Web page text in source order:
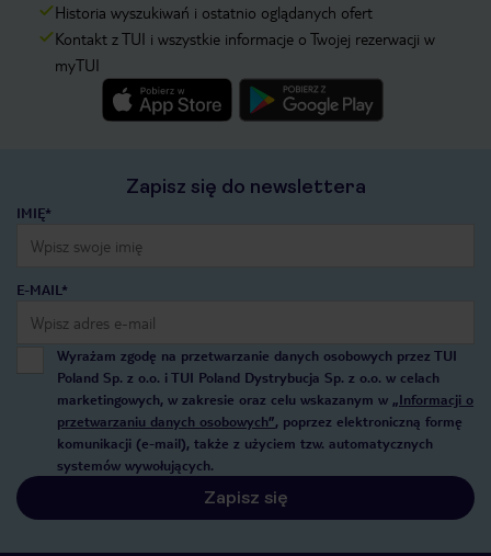
Historia wyszukiwań i ostatnio oglądanych ofert
Kontakt z TUI i wszystkie informacje o Twojej rezerwacji w
myTUI
Zapisz się do newslettera
IMIĘ*
E-MAIL*
Wyrażam zgodę na przetwarzanie danych osobowych przez TUI
Poland Sp. z o.o. i TUI Poland Dystrybucja Sp. z o.o. w celach
marketingowych, w zakresie oraz celu wskazanym w „Informacji o
przetwarzaniu danych osobowych”, poprzez elektroniczną formę
komunikacji (e-mail), także z użyciem tzw. automatycznych
systemów wywołujących.
Zapisz się